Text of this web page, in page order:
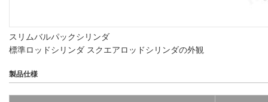
スリムバルパックシリンダ
標準ロッドシリンダ スクエアロッドシリンダの外観
製品仕様